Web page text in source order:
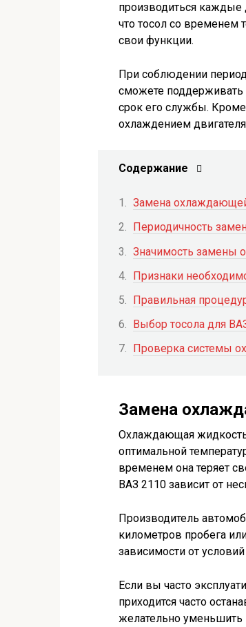
производиться каждые
что тосол со временем
свои функции.
При соблюдении
сможете поддерживать
срок его службы.
охлаждением
Содержание
Замена
Периодичность
Значимость замены
Признаки
Правильная
Выбор тосола для
Проверка системы
Замена
Охлаждающая
оптимальной
временем она теряет
ВАЗ 2110 зависит от
Производитель
километров пробега
зависимости от
Если вы часто
приходится часто
желательно